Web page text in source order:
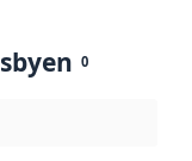
0